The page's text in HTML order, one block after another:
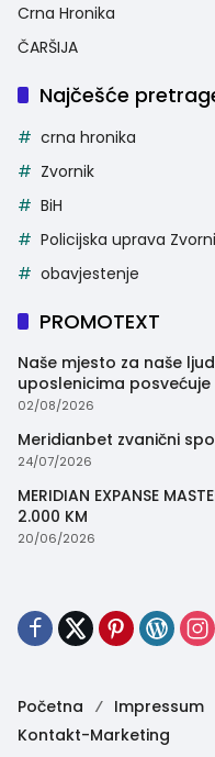
Crna Hronika
ČARŠIJA
Najčešće
crna hronika
Zvornik
BiH
Policijska uprava
obavjestenje
PROMOTEXT
Naše mjesto za naše
uposlenicima
trenutak
02/08/2026
Meridianbet zvanični
24/07/2026
MERIDIAN EXPANSE
2.000 KM
20/06/2026
Početna Impressum
Kontakt-Marketing